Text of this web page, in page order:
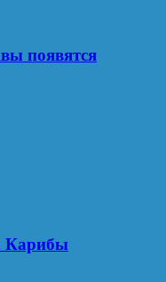
появятся
Карибы